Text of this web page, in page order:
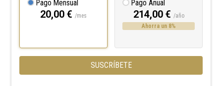
Pago Mensual
20,00 € /mes
Pago Anual
214,00 € /año
Ahorra un 8%
SUSCRÍBETE